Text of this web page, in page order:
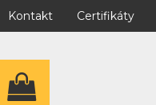
Kontakt Certifikáty